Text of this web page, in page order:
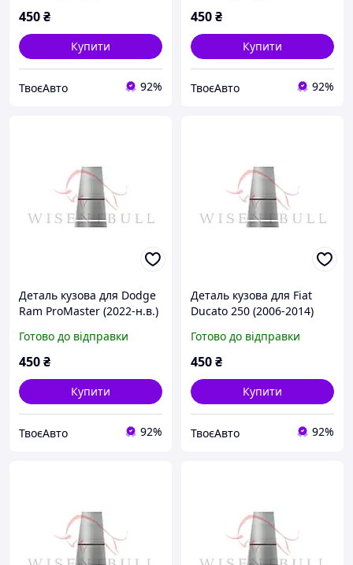
450₴
Купити
ТвоєАвто 92%
450₴
Купити
ТвоєАвто 92%
Деталь кузова для Dodge
Ram ProMaster (2022-н.в.)
Готово до відправки
450₴
Купити
ТвоєАвто 92%
Деталь кузова для Fiat
Ducato 250 (2006-2014)
Готово до відправки
450₴
Купити
ТвоєАвто 92%